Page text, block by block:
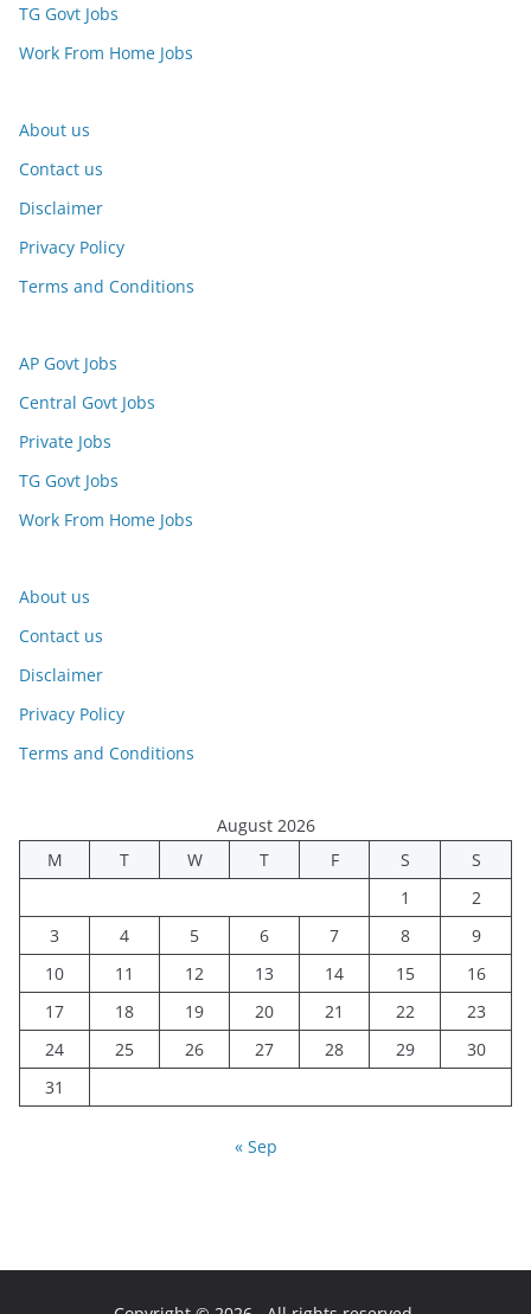
TG Govt Jobs
Work From Home Jobs
About us
Contact us
Disclaimer
Privacy Policy
Terms and Conditions
AP Govt Jobs
Central Govt Jobs
Private Jobs
TG Govt Jobs
Work From Home Jobs
About us
Contact us
Disclaimer
Privacy Policy
Terms and Conditions
August 2026
M
T W T F S
S
1
2
3
4 5 6 7 8
9
10
11 12 13 14 15
16
17
18 19 20 21 22
23
24
25 26 27 28 29
30
31
« Sep